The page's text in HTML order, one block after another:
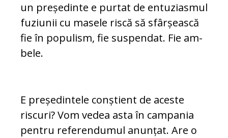
un președinte e purtat de en­tuziasmul
fuziunii cu masele riscă să sfâr­șească
fie în populism, fie suspendat. Fie am­
bele.
E președintele conștient de aceste
riscuri? Vom vedea asta în campania
pentru re­fe­rendumul anunțat. Are o